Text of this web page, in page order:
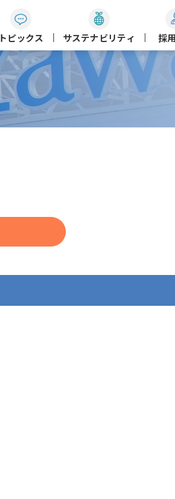
トピックス サステナビリティ 採